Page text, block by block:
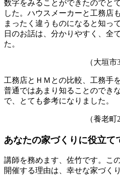
数字をみることができたのでと
した。ハウスメーカーと工務店
まったく違うものになると知っ
日のお話は、分かりやすく、全
た。
（大垣
工務店とＨＭとの比較、工務手
普通ではあまり知ることのでき
で、とても参考になりました。
（養老
あなたの家づくりに役立て
講師を務めます、佐竹です。こ
開催する理由は、幸せな家づく